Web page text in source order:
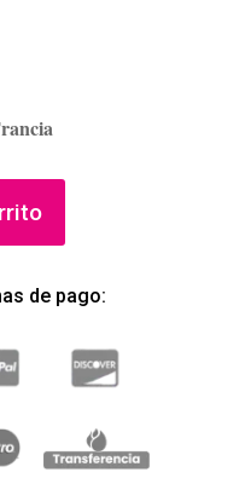
de pago: